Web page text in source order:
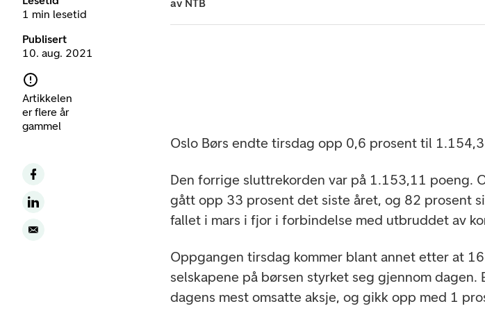
1 min lesetid
Publisert
10. aug. 2021
Artikkelen
er flere år
gammel
av NTB
Oslo Børs endte tirsdag opp 0,6 prosent til
Den forrige sluttrekorden var på 1.153,11 poeng.
gått opp 33 prosent det siste året, og 82 prosent
fallet i mars i fjor i forbindelse med utbruddet av
Oppgangen tirsdag kommer blant annet etter at
selskapene på børsen styrket seg gjennom dagen.
dagens mest omsatte aksje, og gikk opp med 1